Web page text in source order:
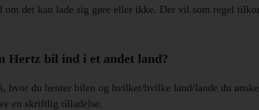
om det kan lade sig gøre eller ikke. Der vil som regel
Hertz bil ind i et andet land?
hvor du henter bilen og hvilket/hvilke land/lande du
en skriftlig tilladelse.